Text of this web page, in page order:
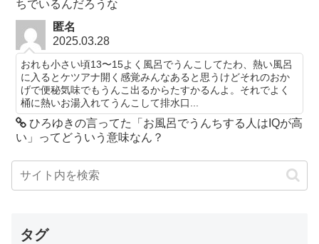
ちでいるんだろうな
匿名
2025.03.28
おれも小さい頃13〜15よく風呂でうんこしてたわ、熱い風呂
に入るとケツアナ開く感覚みんなあると思うけどそれのおか
げで便秘気味でもうんこ出るからたすかるんよ。それでよく
桶に熱いお湯入れてうんこして排水口...
ひろゆきの言ってた「お風呂でうんちする人はIQが高
い」ってどういう意味なん？
タグ